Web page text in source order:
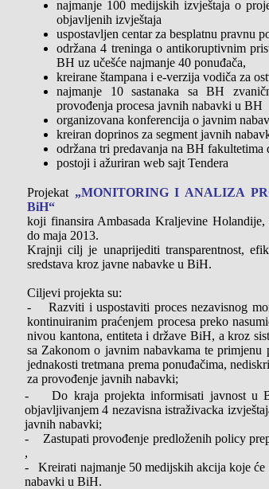
najmanje 100 medijskih izvještaja o
objavljenih izvještaja
uspostavljen centar za besplatnu pravnu
održana 4 treninga o antikoruptivnim
BH uz učešće najmanje 40 ponuđača,
kreirane štampana i e-verzija vodiča za
najmanje 10 sastanaka sa BH
provođenja procesa javnih nabavki u BH
organizovana konferencija o javnim
kreiran doprinos za segment javnih
održana tri predavanja na BH fakultetima
postoji i ažuriran web sajt Tendera
Projekat „MONITORING I ANALIZA
BiH“
koji finansira Ambasada Kraljevine
do maja 2013.
Krajnji cilj je unaprijediti transparentnost,
sredstava kroz javne nabavke u BiH.
Ciljevi projekta su:
- Razviti i uspostaviti proces nezavisnog
kontinuiranim praćenjem procesa preko
nivou kantona, entiteta i države BiH, a kroz
sa Zakonom o javnim nabavkama te primjenu
jednakosti tretmana prema ponuđačima,
za provođenje javnih nabavki;
- Do kraja projekta informisati javnost u
objavljivanjem 4 nezavisna istraživacka
javnih nabavki;
- Zastupati provođenje predloženih policy
,
- Kreirati najmanje 50 medijskih akcija koje
nabavki u BiH.